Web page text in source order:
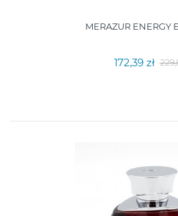
MERAZUR ENERGY
172,39 zł